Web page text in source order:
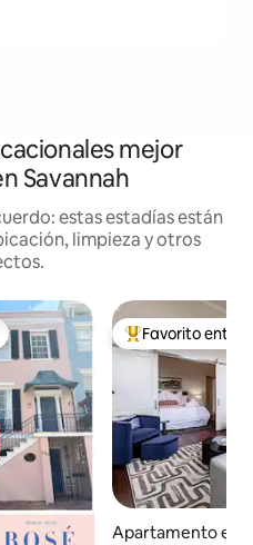
mejor
Savannah
estas estadías están
limpieza y otros
Favorito entre
Favorito entre
Apartamento en